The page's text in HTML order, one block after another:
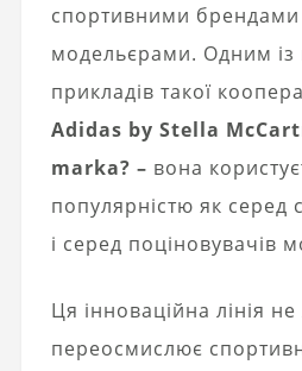
спортивними брендами
модельєрами. Одним із
прикладів такої
Adidas by Stella
marka? – вона
популярністю як серед
і серед поціновувачів
Ця інноваційна лінія
переосмислює